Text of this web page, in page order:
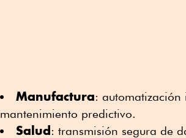
Manufactura:
mantenimiento predictivo.
Salud : transmisión segura de